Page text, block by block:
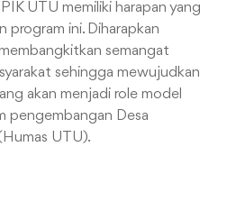
UTU memiliki harapan yang
program ini. Diharapkan
semangat
sehingga mewujudkan
akan menjadi role model
pengembangan Desa
UTU).